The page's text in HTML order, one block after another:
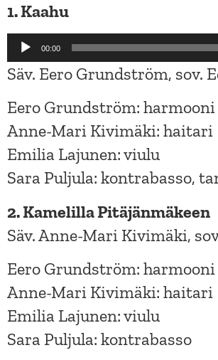
1. Kaahu
Äänitoistin
00:00
Säv. Eero Grundström, sov.
Eero Grundström: harmooni
Anne-Mari Kivimäki: haitari
Emilia Lajunen: viulu
Sara Puljula: kontrabasso,
2. Kamelilla Pitäjänmäkeen
Säv. Anne-Mari Kivimäki,
Eero Grundström: harmooni
Anne-Mari Kivimäki: haitari
Emilia Lajunen: viulu
Sara Puljula: kontrabasso